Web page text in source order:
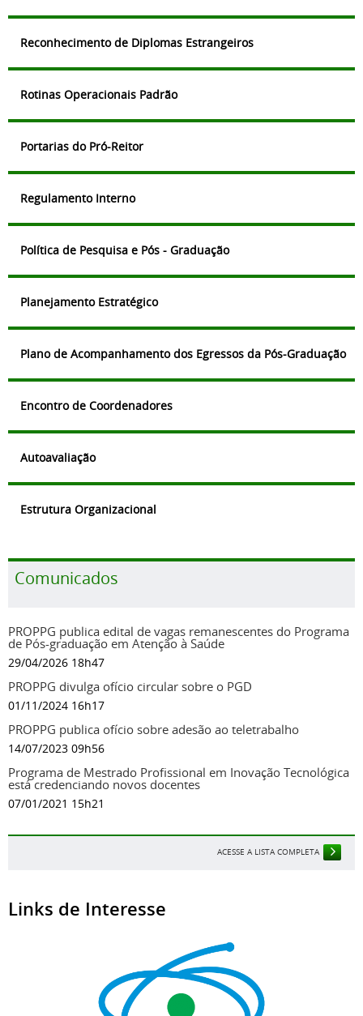
Reconhecimento de Diplomas Estrangeiros
Rotinas Operacionais Padrão
Portarias do Pró-Reitor
Regulamento Interno
Política de Pesquisa e Pós - Graduação
Planejamento Estratégico
Plano de Acompanhamento dos Egressos da Pós-Graduação
Encontro de Coordenadores
Autoavaliação
Estrutura Organizacional
Comunicados
PROPPG publica edital de vagas remanescentes do Programa
de Pós-graduação em Atenção à Saúde
29/04/2026 18h47
PROPPG divulga ofício circular sobre o PGD
01/11/2024 16h17
PROPPG publica ofício sobre adesão ao teletrabalho
14/07/2023 09h56
Programa de Mestrado Profissional em Inovação Tecnológica
está credenciando novos docentes
07/01/2021 15h21
ACESSE A LISTA COMPLETA
Links de Interesse